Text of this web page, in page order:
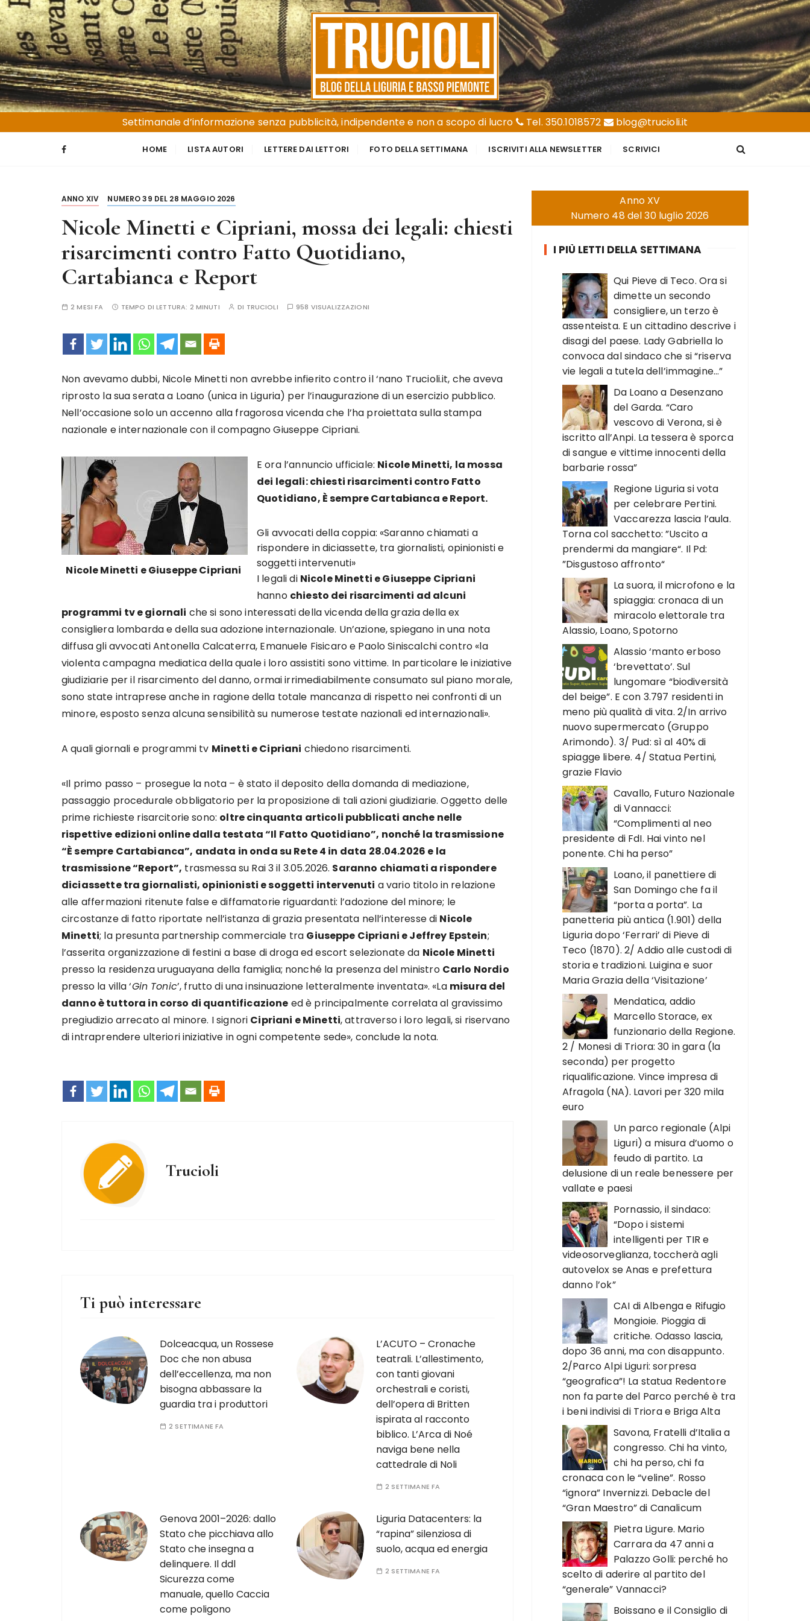
S
a
l
t
a
a
l
c
Trucioli
Liguria e Basso Piemonte
Settimanale d’informazione senza pubblicità, indipendente e non a scopo di lucro
Tel. 350.1018572 blog@trucioli.it
HOME LISTA AUTORI LETTERE DAI LETTORI FOTO DELLA SETTIMANA ISCRIVITI ALLA NEWSLETTER SCRIVICI
ANNO XIV NUMERO 39 DEL 28 MAGGIO 2026
Nicole Minetti e Cipriani, mossa dei legali: chiesti
risarcimenti contro Fatto Quotidiano,
Cartabianca e Report
2 MESI FA TEMPO DI LETTURA: 2 MINUTI DI TRUCIOLI 958 VISUALIZZAZIONI
Non avevamo dubbi, Nicole Minetti non avrebbe infierito contro il ‘nano Trucioli.it, che aveva
riprosto la sua serata a Loano (unica in Liguria) per l’inaugurazione di un esercizio pubblico.
Nell’occasione solo un accenno alla fragorosa vicenda che l’ha proiettata sulla stampa
nazionale e internazionale con il compagno Giuseppe Cipriani.
Nicole Minetti e Giuseppe Cipriani
E ora l’annuncio ufficiale: Nicole Minetti, la mossa
dei legali: chiesti risarcimenti contro Fatto
Quotidiano, È sempre Cartabianca e Report.
Gli avvocati della coppia: «Saranno chiamati a
rispondere in diciassette, tra giornalisti, opinionisti e
soggetti intervenuti»
I legali di Nicole Minetti e Giuseppe Cipriani
hanno chiesto dei risarcimenti ad alcuni
programmi tv e giornali che si sono interessati della vicenda della grazia della ex
consigliera lombarda e della sua adozione internazionale. Un’azione, spiegano in una nota
diffusa gli avvocati Antonella Calcaterra, Emanuele Fisicaro e Paolo Siniscalchi contro «la
violenta campagna mediatica della quale i loro assistiti sono vittime. In particolare le iniziative
giudiziarie per il risarcimento del danno, ormai irrimediabilmente consumato sul piano morale,
sono state intraprese anche in ragione della totale mancanza di rispetto nei confronti di un
minore, esposto senza alcuna sensibilità su numerose testate nazionali ed internazionali».
A quali giornali e programmi tv Minetti e Cipriani chiedono risarcimenti.
«Il primo passo – prosegue la nota – è stato il deposito della domanda di mediazione,
passaggio procedurale obbligatorio per la proposizione di tali azioni giudiziarie. Oggetto delle
prime richieste risarcitorie sono: oltre cinquanta articoli pubblicati anche nelle
rispettive edizioni online dalla testata “Il Fatto Quotidiano”, nonché la trasmissione
“È sempre Cartabianca”, andata in onda su Rete 4 in data 28.04.2026 e la
trasmissione “Report”, trasmessa su Rai 3 il 3.05.2026. Saranno chiamati a rispondere
diciassette tra giornalisti, opinionisti e soggetti intervenuti a vario titolo in relazione
alle affermazioni ritenute false e diffamatorie riguardanti: l’adozione del minore; le
circostanze di fatto riportate nell’istanza di grazia presentata nell’interesse di Nicole
Minetti; la presunta partnership commerciale tra Giuseppe Cipriani e Jeffrey Epstein;
l’asserita organizzazione di festini a base di droga ed escort selezionate da Nicole Minetti
presso la residenza uruguayana della famiglia; nonché la presenza del ministro Carlo Nordio
presso la villa ‘Gin Tonic’, frutto di una insinuazione letteralmente inventata». «La misura del
danno è tuttora in corso di quantificazione ed è principalmente correlata al gravissimo
pregiudizio arrecato al minore. I signori Cipriani e Minetti, attraverso i loro legali, si riservano
di intraprendere ulteriori iniziative in ogni competente sede», conclude la nota.
Trucioli
Ti può interessare
Dolceacqua, un Rossese
Doc che non abusa
dell’eccellenza, ma non
bisogna abbassare la
guardia tra i produttori
2 SETTIMANE FA
L’ACUTO – Cronache
teatrali. L’allestimento,
con tanti giovani
orchestrali e coristi,
dell’opera di Britten
ispirata al racconto
biblico. L’Arca di Noé
naviga bene nella
cattedrale di Noli
2 SETTIMANE FA
Genova 2001–2026: dallo
Stato che picchiava allo
Stato che insegna a
delinquere. Il ddl
Sicurezza come
manuale, quello Caccia
come poligono
Liguria Datacenters: la
“rapina” silenziosa di
suolo, acqua ed energia
2 SETTIMANE FA
Anno XV
Numero 48 del 30 luglio 2026
I PIÙ LETTI DELLA SETTIMANA
Qui Pieve di Teco. Ora si
dimette un secondo
consigliere, un terzo è
assenteista. E un cittadino descrive i
disagi del paese. Lady Gabriella lo
convoca dal sindaco che si “riserva
vie legali a tutela dell’immagine…”
Da Loano a Desenzano
del Garda. “Caro
vescovo di Verona, si è
iscritto all’Anpi. La tessera è sporca
di sangue e vittime innocenti della
barbarie rossa”
Regione Liguria si vota
per celebrare Pertini.
Vaccarezza lascia l’aula.
Torna col sacchetto: ”Uscito a
prendermi da mangiare“. Il Pd:
”Disgustoso affronto“
La suora, il microfono e la
spiaggia: cronaca di un
miracolo elettorale tra
Alassio, Loano, Spotorno
Alassio ‘manto erboso
‘brevettato’. Sul
lungomare “biodiversità
del beige”. E con 3.797 residenti in
meno più qualità di vita. 2/In arrivo
nuovo supermercato (Gruppo
Arimondo). 3/ Pud: sì al 40% di
spiagge libere. 4/ Statua Pertini,
grazie Flavio
Cavallo, Futuro Nazionale
di Vannacci:
“Complimenti al neo
presidente di FdI. Hai vinto nel
ponente. Chi ha perso”
Loano, il panettiere di
San Domingo che fa il
“porta a porta”. La
panetteria più antica (1.901) della
Liguria dopo ‘Ferrari’ di Pieve di
Teco (1870). 2/ Addio alle custodi di
storia e tradizioni. Luigina e suor
Maria Grazia della ‘Visitazione’
Mendatica, addio
Marcello Storace, ex
funzionario della Regione.
2 / Monesi di Triora: 30 in gara (la
seconda) per progetto
riqualificazione. Vince impresa di
Afragola (NA). Lavori per 320 mila
euro
Un parco regionale (Alpi
Liguri) a misura d’uomo o
feudo di partito. La
delusione di un reale benessere per
vallate e paesi
Pornassio, il sindaco:
“Dopo i sistemi
intelligenti per TIR e
videosorveglianza, toccherà agli
autovelox se Anas e prefettura
danno l’ok”
CAI di Albenga e Rifugio
Mongioie. Pioggia di
critiche. Odasso lascia,
dopo 36 anni, ma con disappunto.
2/Parco Alpi Liguri: sorpresa
“geografica”! La statua Redentore
non fa parte del Parco perché è tra
i beni indivisi di Triora e Briga Alta
Savona, Fratelli d’Italia a
congresso. Chi ha vinto,
chi ha perso, chi fa
cronaca con le “veline”. Rosso
“ignora” Invernizzi. Debacle del
“Gran Maestro” di Canalicum
Pietra Ligure. Mario
Carrara da 47 anni a
Palazzo Golli: perché ho
scelto di aderire al partito del
“generale” Vannacci?
Boissano e il Consiglio di